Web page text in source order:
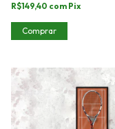
R$149,40 com Pix
Comprar